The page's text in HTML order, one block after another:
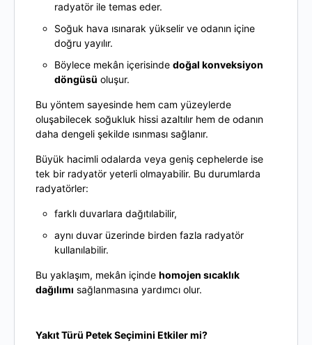
radyatör ile temas eder.
Soğuk hava ısınarak yükselir ve odanın içine
doğru yayılır.
Böylece mekân içerisinde doğal konveksiyon
döngüsü oluşur.
Bu yöntem sayesinde hem cam yüzeylerde
oluşabilecek soğukluk hissi azaltılır hem de odanın
daha dengeli şekilde ısınması sağlanır.
Büyük hacimli odalarda veya geniş cephelerde ise
tek bir radyatör yeterli olmayabilir. Bu durumlarda
radyatörler:
farklı duvarlara dağıtılabilir,
aynı duvar üzerinde birden fazla radyatör
kullanılabilir.
Bu yaklaşım, mekân içinde homojen sıcaklık
dağılımı sağlanmasına yardımcı olur.
Yakıt Türü Petek Seçimini Etkiler mi?